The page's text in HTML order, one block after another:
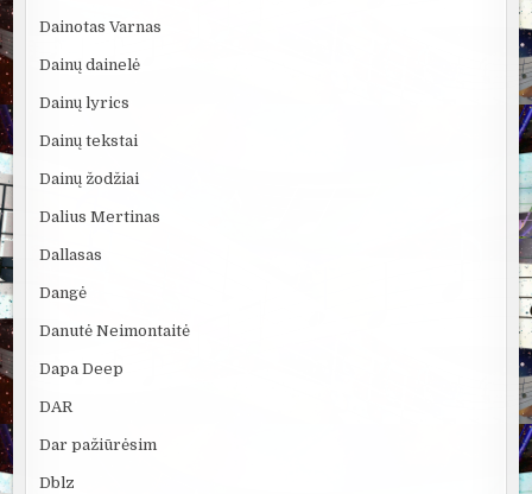
Dainotas Varnas
Dainų dainelė
Dainų lyrics
Dainų tekstai
Dainų žodžiai
Dalius Mertinas
Dallasas
Dangė
Danutė Neimontaitė
Dapa Deep
DAR
Dar pažiūrėsim
Dblz